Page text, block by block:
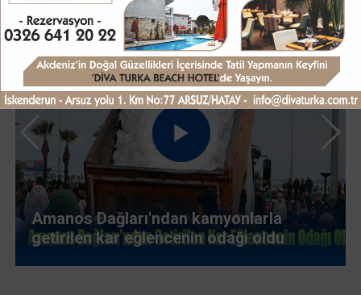
Gurur ve sevinci aynı anda yaşadı